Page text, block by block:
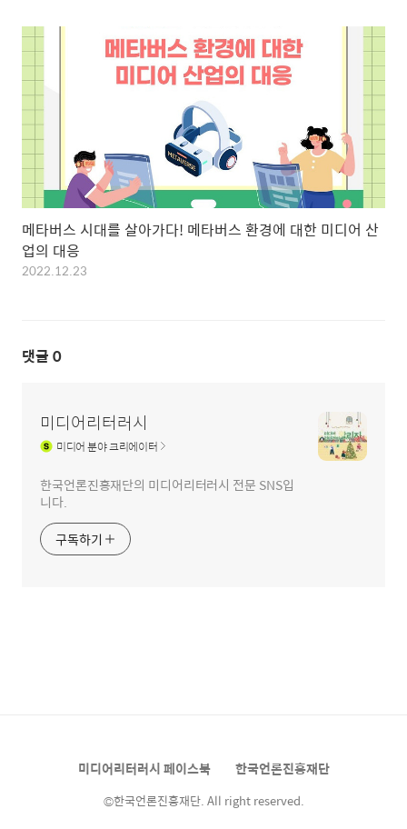
메타버스 시대를 살아가다! 메타버스 환경에 대한 미디어 산
업의 대응
2022.12.23
댓글 0
미디어리터러시
미디어분야 크리에이터
한국언론진흥재단의 미디어리터러시 전문 SNS입
니다.
구독하기
미디어리터러시 페이스북 한국언론진흥재단
©한국언론진흥재단. All right reserved.